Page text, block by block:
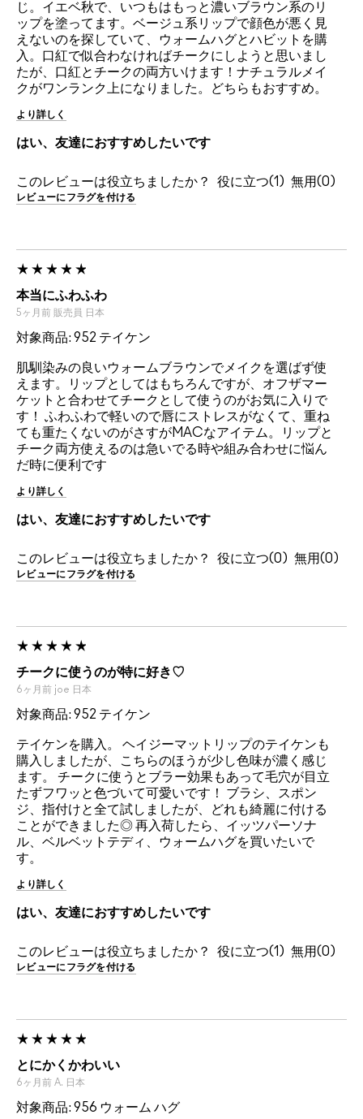
じ。イエベ秋で、いつもはもっと濃いブラウン系のリ
ップを塗ってます。ベージュ系リップで顔色が悪く見
えないのを探していて、ウォームハグとハビットを購
入。口紅で似合わなければチークにしようと思いまし
たが、口紅とチークの両方いけます！ナチュラルメイ
クがワンランク上になりました。どちらもおすすめ。
より詳しく
はい、友達におすすめしたいです
このレビューは役立ちましたか？ 1 0
レビューにフラグを付ける
本当にふわふわ
5ヶ月前 販売員 日本
対象商品: 952 テイケン
肌馴染みの良いウォームブラウンでメイクを選ばず使
えます。リップとしてはもちろんですが、オフザマー
ケットと合わせてチークとして使うのがお気に入りで
す！ ふわふわで軽いので唇にストレスがなくて、重ね
ても重たくないのがさすがMACなアイテム。リップと
チーク両方使えるのは急いでる時や組み合わせに悩ん
だ時に便利です
より詳しく
はい、友達におすすめしたいです
このレビューは役立ちましたか？ 0 0
レビューにフラグを付ける
チークに使うのが特に好き♡
6ヶ月前 joe 日本
対象商品: 952 テイケン
テイケンを購入。 ヘイジーマットリップのテイケンも
購入しましたが、こちらのほうが少し色味が濃く感じ
ます。 チークに使うとブラー効果もあって毛穴が目立
たずフワッと色づいて可愛いです！ ブラシ、スポン
ジ、指付けと全て試しましたが、どれも綺麗に付ける
ことができました◎ 再入荷したら、イッツパーソナ
ル、ベルベットテディ、ウォームハグを買いたいで
す。
より詳しく
はい、友達におすすめしたいです
このレビューは役立ちましたか？ 1 0
レビューにフラグを付ける
とにかくかわいい
6ヶ月前 A. 日本
対象商品: 956 ウォーム ハグ